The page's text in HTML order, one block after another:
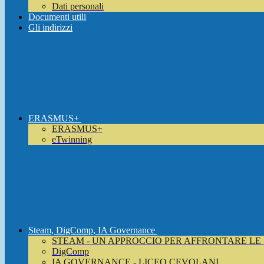
Dati personali
Documenti utili
Gli indirizzi
ERASMUS+
ERASMUS+
eTwinning
Steam, DigComp, IA Governance
STEAM - UN APPROCCIO PER AFFRONTARE
DigComp